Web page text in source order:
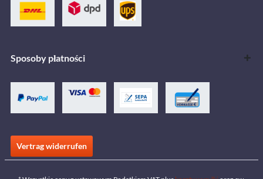
Sposoby płatności
Vertrag widerrufen